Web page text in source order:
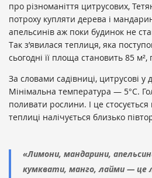
про різноманіття цитрусових,
потроху купляти дерева і
апельсинів аж поки будинок не
Так з’явилася теплиця, яка
сьогодні її площа становить 85
За словами садівниці, цитрусові у
Мінімальна температура — 5°С.
поливати рослини. І це стосується
теплиці налічується близько
«Лимони, мандарини,
кумквати, манго, лайми — це